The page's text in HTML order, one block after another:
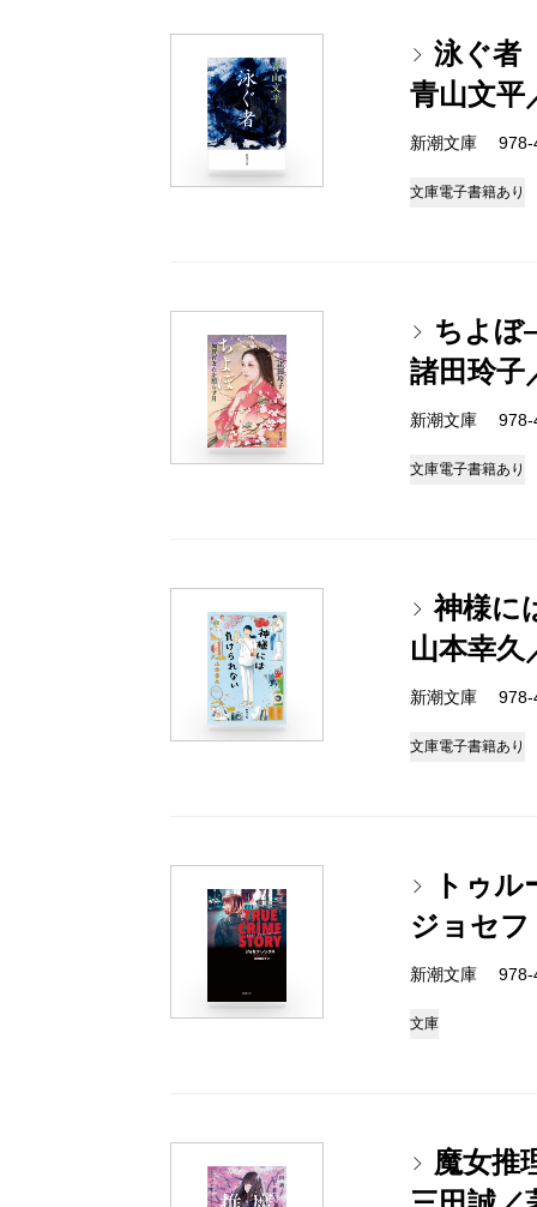
泳ぐ者
青山文平
新潮文庫
文庫電子書籍あり
ちよぼ
諸田玲子
新潮文庫
文庫電子書籍あり
神様に
山本幸久
新潮文庫
文庫電子書籍あり
トゥ
ジョセ
新潮文庫
文庫
魔女推